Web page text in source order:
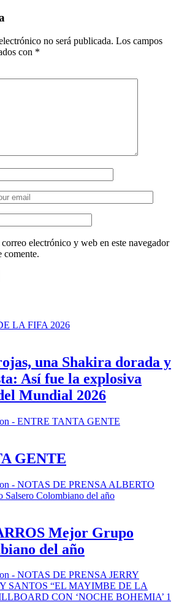
no será publicada. Los campos
con *
electrónico y web en este navegador
comente.
una Shakira dorada y
Así fue la explosiva
Mundial 2026
GENTE
Mejor Grupo
del año